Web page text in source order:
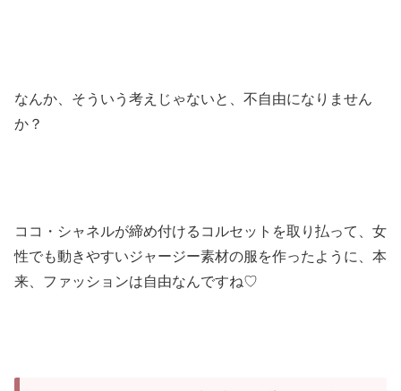
なんか、そういう考えじゃないと、不自由になりません
か？
ココ・シャネルが締め付けるコルセットを取り払って、女
性でも動きやすいジャージー素材の服を作ったように、本
来、ファッションは自由なんですね♡